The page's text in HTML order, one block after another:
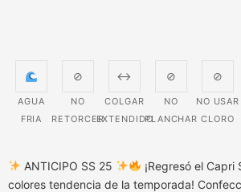
AGUA
FRIA
⊘
NO
RETORCER
↔
COLGAR
EXTENDIDO
⊘
NO
PLANCHAR
⊘
NO USAR
CLORO
ANTICIPO SS 25
¡Regresó el
colores tendencia de la temporada!